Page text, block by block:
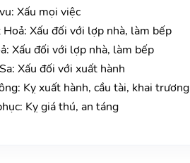
Xấu mọi việc
Xấu đối với lợp nhà, làm bếp
Xấu đối với lợp nhà, làm bếp
Xấu đối với xuất hành
Kỵ xuất hành, cầu tài, khai trương
Kỵ giá thú, an táng